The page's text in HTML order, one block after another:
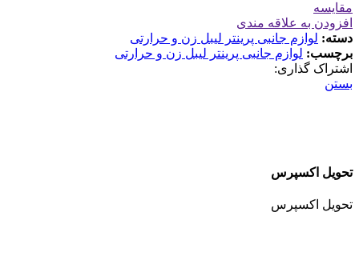
مقایسه
افزودن به علاقه مندی
دسته: لوازم جانبی پرینتر لیبل زن و حرارتی
برچسب: لوازم جانبی پرینتر لیبل زن و حرارتی
اشتراک گذاری:
بستن
تحویل اکسپرس
تحویل اکسپرس